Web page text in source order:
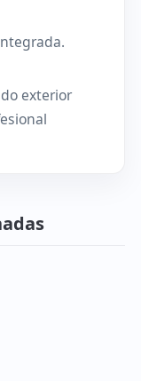
exterior